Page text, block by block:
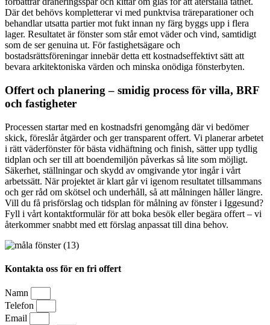
Där det behövs kompletterar vi med punktvisa träreparationer och
behandlar utsatta partier mot fukt innan ny färg byggs upp i flera
lager. Resultatet är fönster som står emot väder och vind, samtidigt
som de ser genuina ut. För fastighetsägare och
bostadsrättsföreningar innebär detta ett kostnadseffektivt sätt att
bevara arkitektoniska värden och minska onödiga fönsterbyten.
Offert och planering – smidig process för villa, BRF
och fastigheter
Processen startar med en kostnadsfri genomgång där vi bedömer
skick, föreslår åtgärder och ger transparent offert. Vi planerar arbetet
i rätt väderfönster för bästa vidhäftning och finish, sätter upp tydlig
tidplan och ser till att boendemiljön påverkas så lite som möjligt.
Säkerhet, ställningar och skydd av omgivande ytor ingår i vårt
arbetssätt. När projektet är klart går vi igenom resultatet tillsammans
och ger råd om skötsel och underhåll, så att målningen håller längre.
Vill du få prisförslag och tidsplan för målning av fönster i Iggesund?
Fyll i vårt kontaktformulär för att boka besök eller begära offert – vi
återkommer snabbt med ett förslag anpassat till dina behov.
Kontakta oss för en fri offert
Namn
Telefon
Email